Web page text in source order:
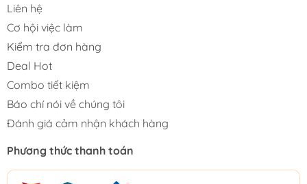
Liên hệ
Cơ hội việc làm
Kiểm tra đơn hàng
Deal Hot
Combo tiết kiệm
Báo chí nói về chúng tôi
Đánh giá cảm nhận khách hàng
Phương thức thanh toán